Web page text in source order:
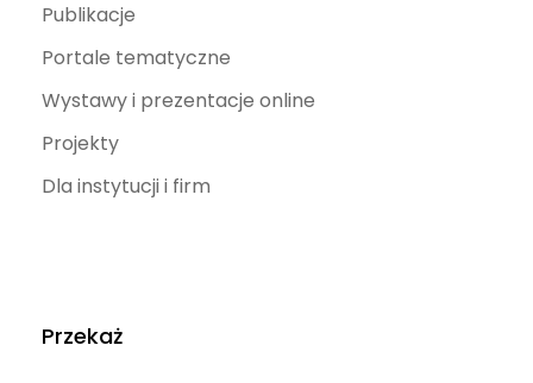
Publikacje
Portale tematyczne
Wystawy i prezentacje online
Projekty
Dla instytucji i firm
Przekaż